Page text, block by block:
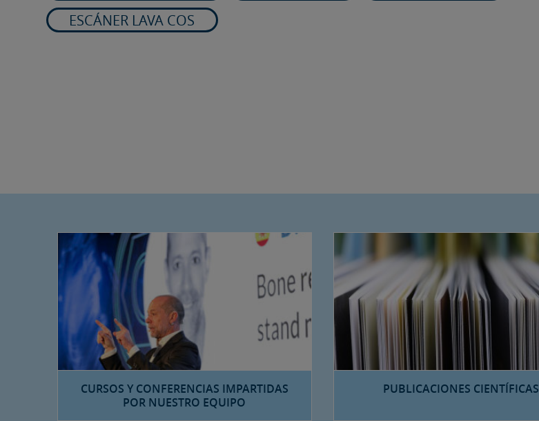
ESCÁNER LAVA COS
CURSOS Y CONFERENCIAS IMPARTIDAS
POR NUESTRO EQUIPO
PUBLICACIONES CIENTÍFICAS